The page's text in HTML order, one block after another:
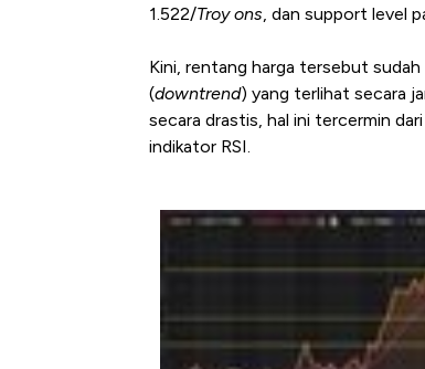
1.522/Troy ons, dan support level
Kini, rentang harga tersebut
(downtrend) yang terlihat secara
secara drastis, hal ini tercermin
indikator RSI.